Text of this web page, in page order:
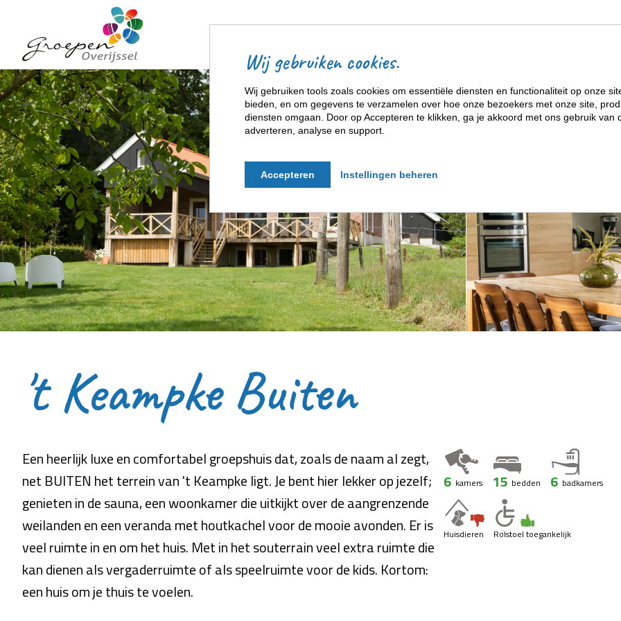
't Keampke Buiten
Een heerlijk luxe en comfortabel groepshuis dat, zoals de naam al zegt,
net BUITEN het terrein van 't Keampke ligt. Je bent hier lekker op jezelf;
genieten in de sauna, een woonkamer die uitkijkt over de aangrenzende
weilanden en een veranda met houtkachel voor de mooie avonden. Er is
veel ruimte in en om het huis. Met in het souterrain veel extra ruimte die
kan dienen als vergaderruimte of als speelruimte voor de kids. Kortom:
een huis om je thuis te voelen.
6 kamers 15 bedden 6 badkamers
Huisdieren Rolstoel toegankelijk
Wij gebruiken cookies.
Wij gebruiken tools zoals cookies om essentiële diensten en functionaliteit op onze
bieden, en om gegevens te verzamelen over hoe onze bezoekers met onze site,
diensten omgaan. Door op Accepteren te klikken, ga je akkoord met ons gebruik van
adverteren, analyse en support.
Accepteren Instellingen beheren